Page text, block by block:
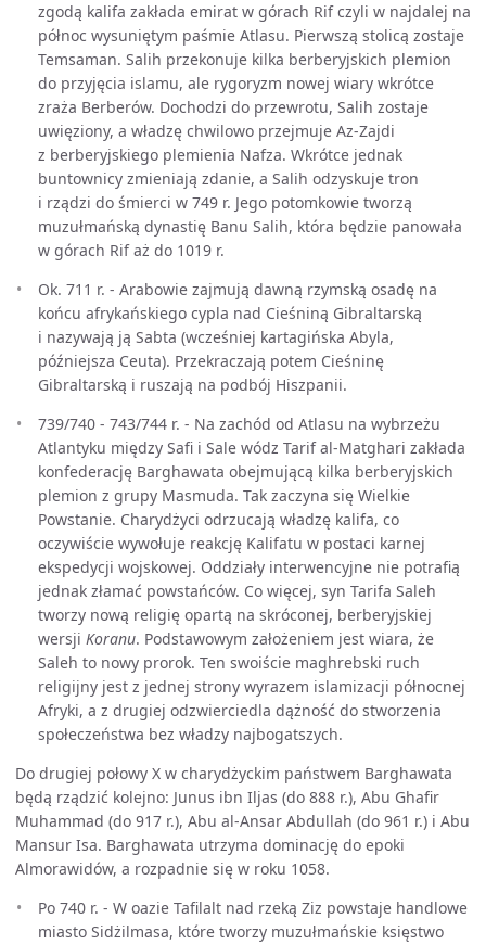
zgodą kalifa zakłada emirat w górach Rif czyli w najdalej na
północ wysuniętym paśmie Atlasu. Pierwszą stolicą zostaje
Temsaman. Salih przekonuje kilka berberyjskich plemion
do przyjęcia islamu, ale rygoryzm nowej wiary wkrótce
zraża Berberów. Dochodzi do przewrotu, Salih zostaje
uwięziony, a władzę chwilowo przejmuje Az-Zajdi
z berberyjskiego plemienia Nafza. Wkrótce jednak
buntownicy zmieniają zdanie, a Salih odzyskuje tron
i rządzi do śmierci w 749 r. Jego potomkowie tworzą
muzułmańską dynastię Banu Salih, która będzie panowała
w górach Rif aż do 1019 r.
Ok. 711 r. - Arabowie zajmują dawną rzymską osadę na
końcu afrykańskiego cypla nad Cieśniną Gibraltarską
i nazywają ją Sabta (wcześniej kartagińska Abyla,
późniejsza Ceuta). Przekraczają potem Cieśninę
Gibraltarską i ruszają na podbój Hiszpanii.
739/740 - 743/744 r. - Na zachód od Atlasu na wybrzeżu
Atlantyku między Safi i Sale wódz Tarif al-Matghari zakłada
konfederację Barghawata obejmującą kilka berberyjskich
plemion z grupy Masmuda. Tak zaczyna się Wielkie
Powstanie. Charydżyci odrzucają władzę kalifa, co
oczywiście wywołuje reakcję Kalifatu w postaci karnej
ekspedycji wojskowej. Oddziały interwencyjne nie potrafią
jednak złamać powstańców. Co więcej, syn Tarifa Saleh
tworzy nową religię opartą na skróconej, berberyjskiej
wersji Koranu. Podstawowym założeniem jest wiara, że
Saleh to nowy prorok. Ten swoiście maghrebski ruch
religijny jest z jednej strony wyrazem islamizacji północnej
Afryki, a z drugiej odzwierciedla dążność do stworzenia
społeczeństwa bez władzy najbogatszych.
Do drugiej połowy X w charydżyckim państwem Barghawata
będą rządzić kolejno: Junus ibn Iljas (do 888 r.), Abu Ghafir
Muhammad (do 917 r.), Abu al-Ansar Abdullah (do 961 r.) i Abu
Mansur Isa. Barghawata utrzyma dominację do epoki
Almorawidów, a rozpadnie się w roku 1058.
Po 740 r. - W oazie Tafilalt nad rzeką Ziz powstaje handlowe
miasto Sidżilmasa, które tworzy muzułmańskie księstwo